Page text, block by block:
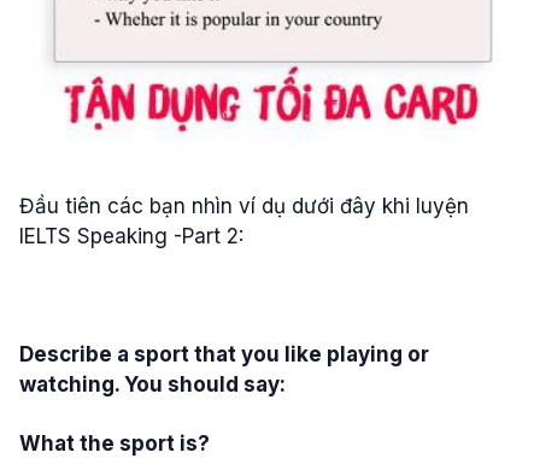
Đầu tiên các bạn nhìn ví dụ dưới đây khi luyện
IELTS Speaking -Part 2:
Describe a sport that you like playing or
watching. You should say:
What the sport is?